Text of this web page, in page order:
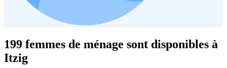
199 femmes de ménage sont disponibles à
Itzig